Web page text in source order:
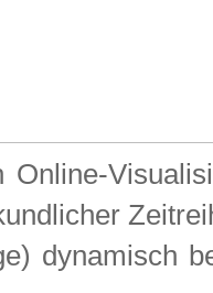
Online-
dynamisch